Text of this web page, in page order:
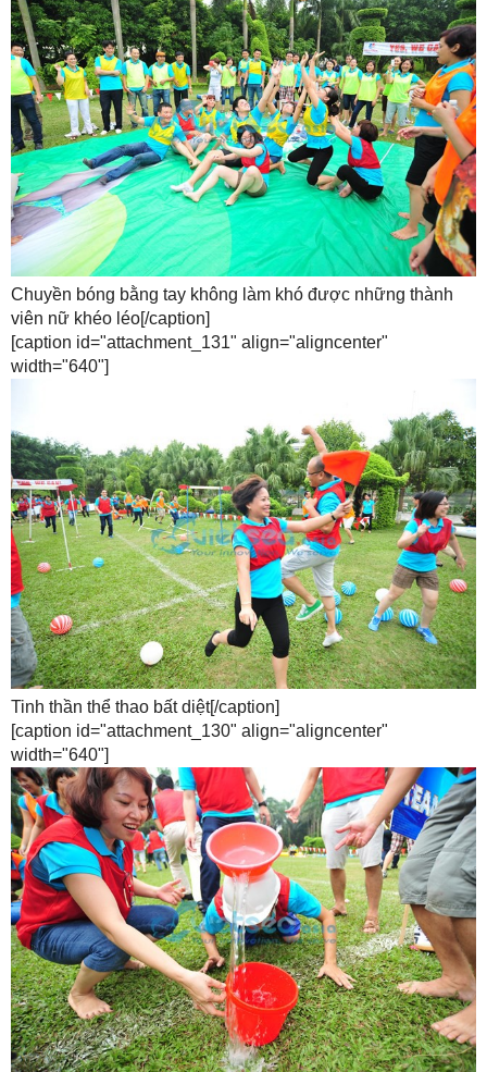
Chuyền bóng bằng tay không làm khó được những thành
viên nữ khéo léo[/caption]
[caption id="attachment_131" align="aligncenter"
width="640"]
Tinh thần thể thao bất diệt[/caption]
[caption id="attachment_130" align="aligncenter"
width="640"]